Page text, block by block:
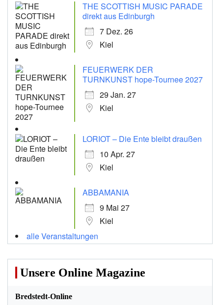
THE SCOTTISH MUSIC PARADE
direkt aus Edinburgh
7 Dez. 26
Kiel
FEUERWERK DER
TURNKUNST hope-Tournee 2027
29 Jan. 27
Kiel
LORIOT – Die Ente bleibt draußen
10 Apr. 27
Kiel
ABBAMANIA
9 Mai 27
Kiel
alle Veranstaltungen
Unsere Online Magazine
Bredstedt-Online